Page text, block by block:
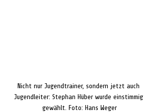
Nicht nur Jugendtrainer, sondern jetzt auch
Jugendleiter: Stephan Hüber wurde einstimmig
gewählt. Foto: Hans Weger